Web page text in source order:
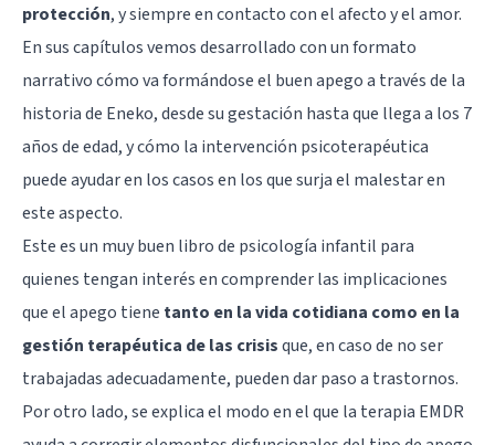
protección, y siempre en contacto con el afecto y el amor.
En sus capítulos vemos desarrollado con un formato
narrativo cómo va formándose el buen apego a través de la
historia de Eneko, desde su gestación hasta que llega a los 7
años de edad, y cómo la intervención psicoterapéutica
puede ayudar en los casos en los que surja el malestar en
este aspecto.
Este es un muy buen libro de psicología infantil para
quienes tengan interés en comprender las implicaciones
que el apego tiene tanto en la vida cotidiana como en la
gestión terapéutica de las crisisque, en caso de no ser
trabajadas adecuadamente, pueden dar paso a trastornos.
Por otro lado, se explica el modo en el que la terapia EMDR